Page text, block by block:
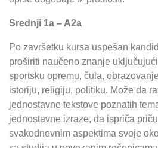
Srednji 1a – A2a
Po završetku kursa uspešan
proširiti naučeno znanje
sportsku opremu, čula,
istoriju, religiju, politiku. Može da
jednostavne tekstove poznatih
jednostavne izraze, da ispriča
svakodnevnim aspektima svoje